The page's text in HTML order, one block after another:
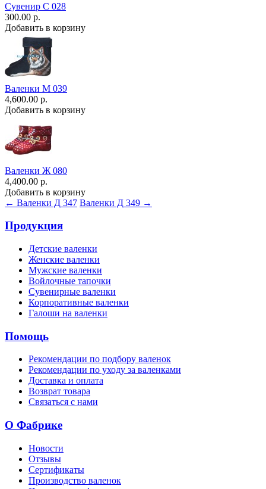
Сувенир С 028
300.00 р.
Добавить в корзину
Валенки М 039
4,600.00 р.
Добавить в корзину
Валенки Ж 080
4,400.00 р.
Добавить в корзину
← Валенки Д 347 Валенки Д 349 →
Продукция
Детские валенки
Женские валенки
Мужские валенки
Войлочные тапочки
Сувенирные валенки
Корпоративные валенки
Галоши на валенки
Помощь
Рекомендации по подбору валенок
Рекомендации по уходу за валенками
Доставка и оплата
Возврат товара
Связаться с нами
О Фабрике
Новости
Отзывы
Сертификаты
Производство валенок